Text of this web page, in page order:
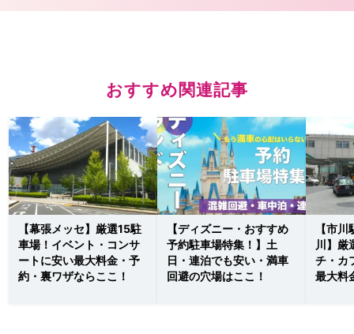
おすすめ関連記事
【幕張メッセ】厳選15駐
車場！イベント・コンサ
ートに安い最大料金・予
約・裏ワザならここ！
【ディズニー・おすすめ
予約駐車場特集！】土
日・連泊でも安い・満車
回避の穴場はここ！
【市
川】厳
チ・カ
最大料